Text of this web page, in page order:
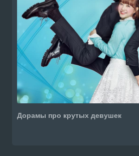
Дорамы про крутых девушек